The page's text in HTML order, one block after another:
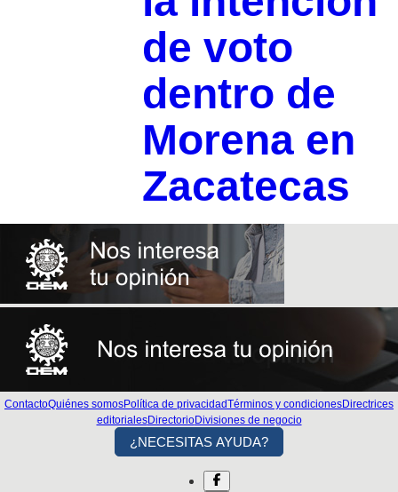
de voto
dentro de
Morena en
Zacatecas
ContactoQuiénes somosPolítica de privacidadTérminos y condicionesDirectrices
editorialesDirectorioDivisiones de negocio
¿NECESITAS AYUDA?